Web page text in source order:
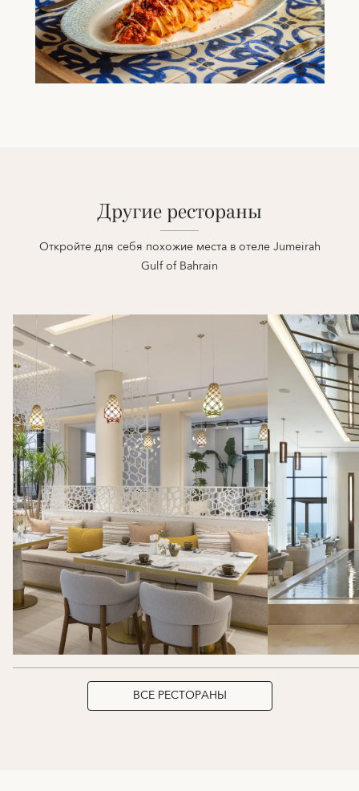
Другие рестораны
Откройте для себя похожие места в отеле Jumeirah
Gulf of Bahrain
ВСЕ РЕСТОРАНЫ